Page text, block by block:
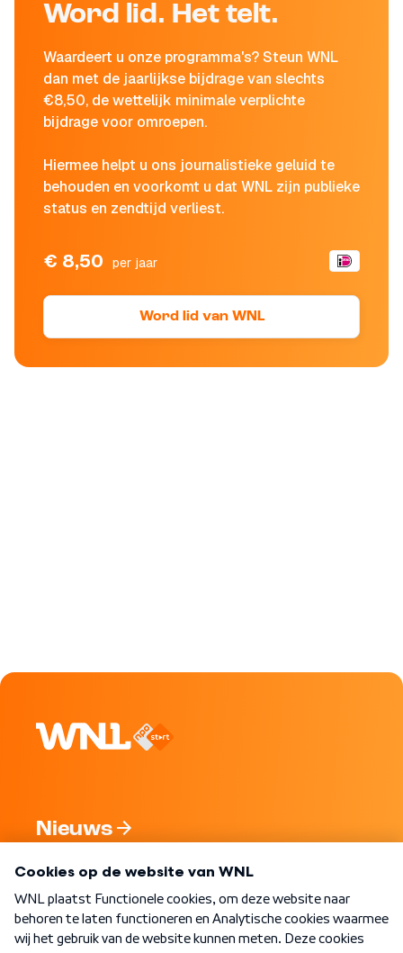
Word lid. Het telt.
Waardeert u onze programma's? Steun WNL
dan met de jaarlijkse bijdrage van slechts
€8,50, de wettelijk minimale verplichte
bijdrage voor omroepen.
Hiermee helpt u ons journalistieke geluid te
behouden en voorkomt u dat WNL zijn publieke
status en zendtijd verliest.
€ 8,50 per jaar
Word lid van WNL
Nieuws
Nieuwsbrief
Word Lid